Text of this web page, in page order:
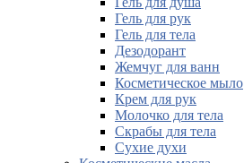
Гель для рук
Гель для тела
Дезодорант
Жемчуг для ванн
Косметическое мыло
Крем для рук
Молочко для тела
Скрабы для тела
Сухие духи